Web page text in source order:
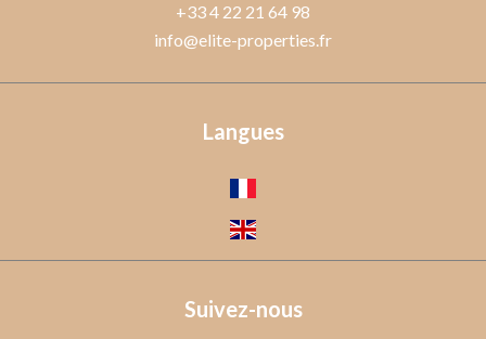
+33 4 22 21 64 98
info@elite-properties.fr
Langues
Suivez-nous